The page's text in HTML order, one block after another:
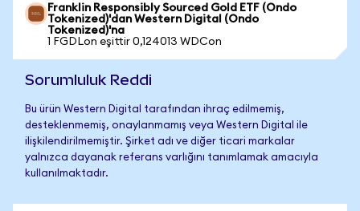
Franklin Responsibly Sourced Gold ETF (Ondo
Tokenized)'dan Western Digital (Ondo
Tokenized)'na
1 FGDLon eşittir 0,124013 WDCon
Sorumluluk Reddi
Bu ürün Western Digital tarafından ihraç edilmemiş,
desteklenmemiş, onaylanmamış veya Western Digital ile
ilişkilendirilmemiştir. Şirket adı ve diğer ticari markalar
yalnızca dayanak referans varlığını tanımlamak amacıyla
kullanılmaktadır.